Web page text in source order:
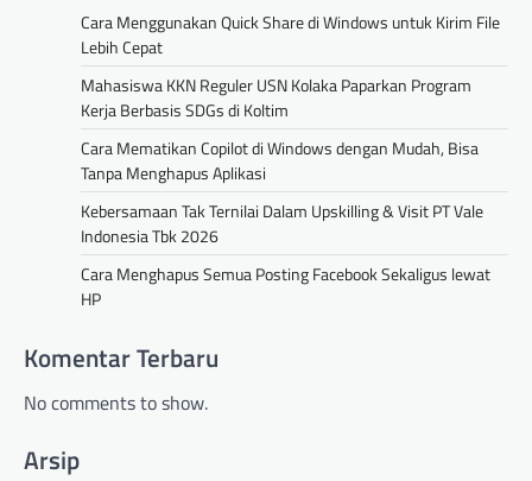
Cara Menggunakan Quick Share di Windows untuk Kirim File
Lebih Cepat
Mahasiswa KKN Reguler USN Kolaka Paparkan Program
Kerja Berbasis SDGs di Koltim
Cara Mematikan Copilot di Windows dengan Mudah, Bisa
Tanpa Menghapus Aplikasi
Kebersamaan Tak Ternilai Dalam Upskilling & Visit PT Vale
Indonesia Tbk 2026
Cara Menghapus Semua Posting Facebook Sekaligus lewat
HP
Komentar Terbaru
No comments to show.
Arsip